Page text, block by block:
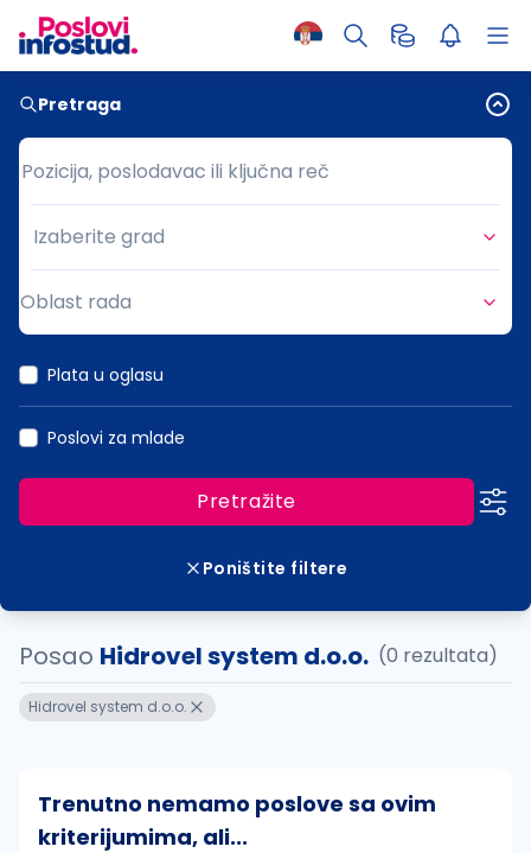
Pretraga
Pozicija, poslodavac ili ključna reč
Pozicija, poslodavac ili ključna reč
Grad
Izaberite grad
Oblast rada
Plata u oglasu
Poslovi za mlade
Pretražite
Poništite filtere
Posao Hidrovel system d.o.o. (0 rezultata)
Hidrovel system d.o.o.
Trenutno nemamo poslove sa ovim
kriterijumima, ali...